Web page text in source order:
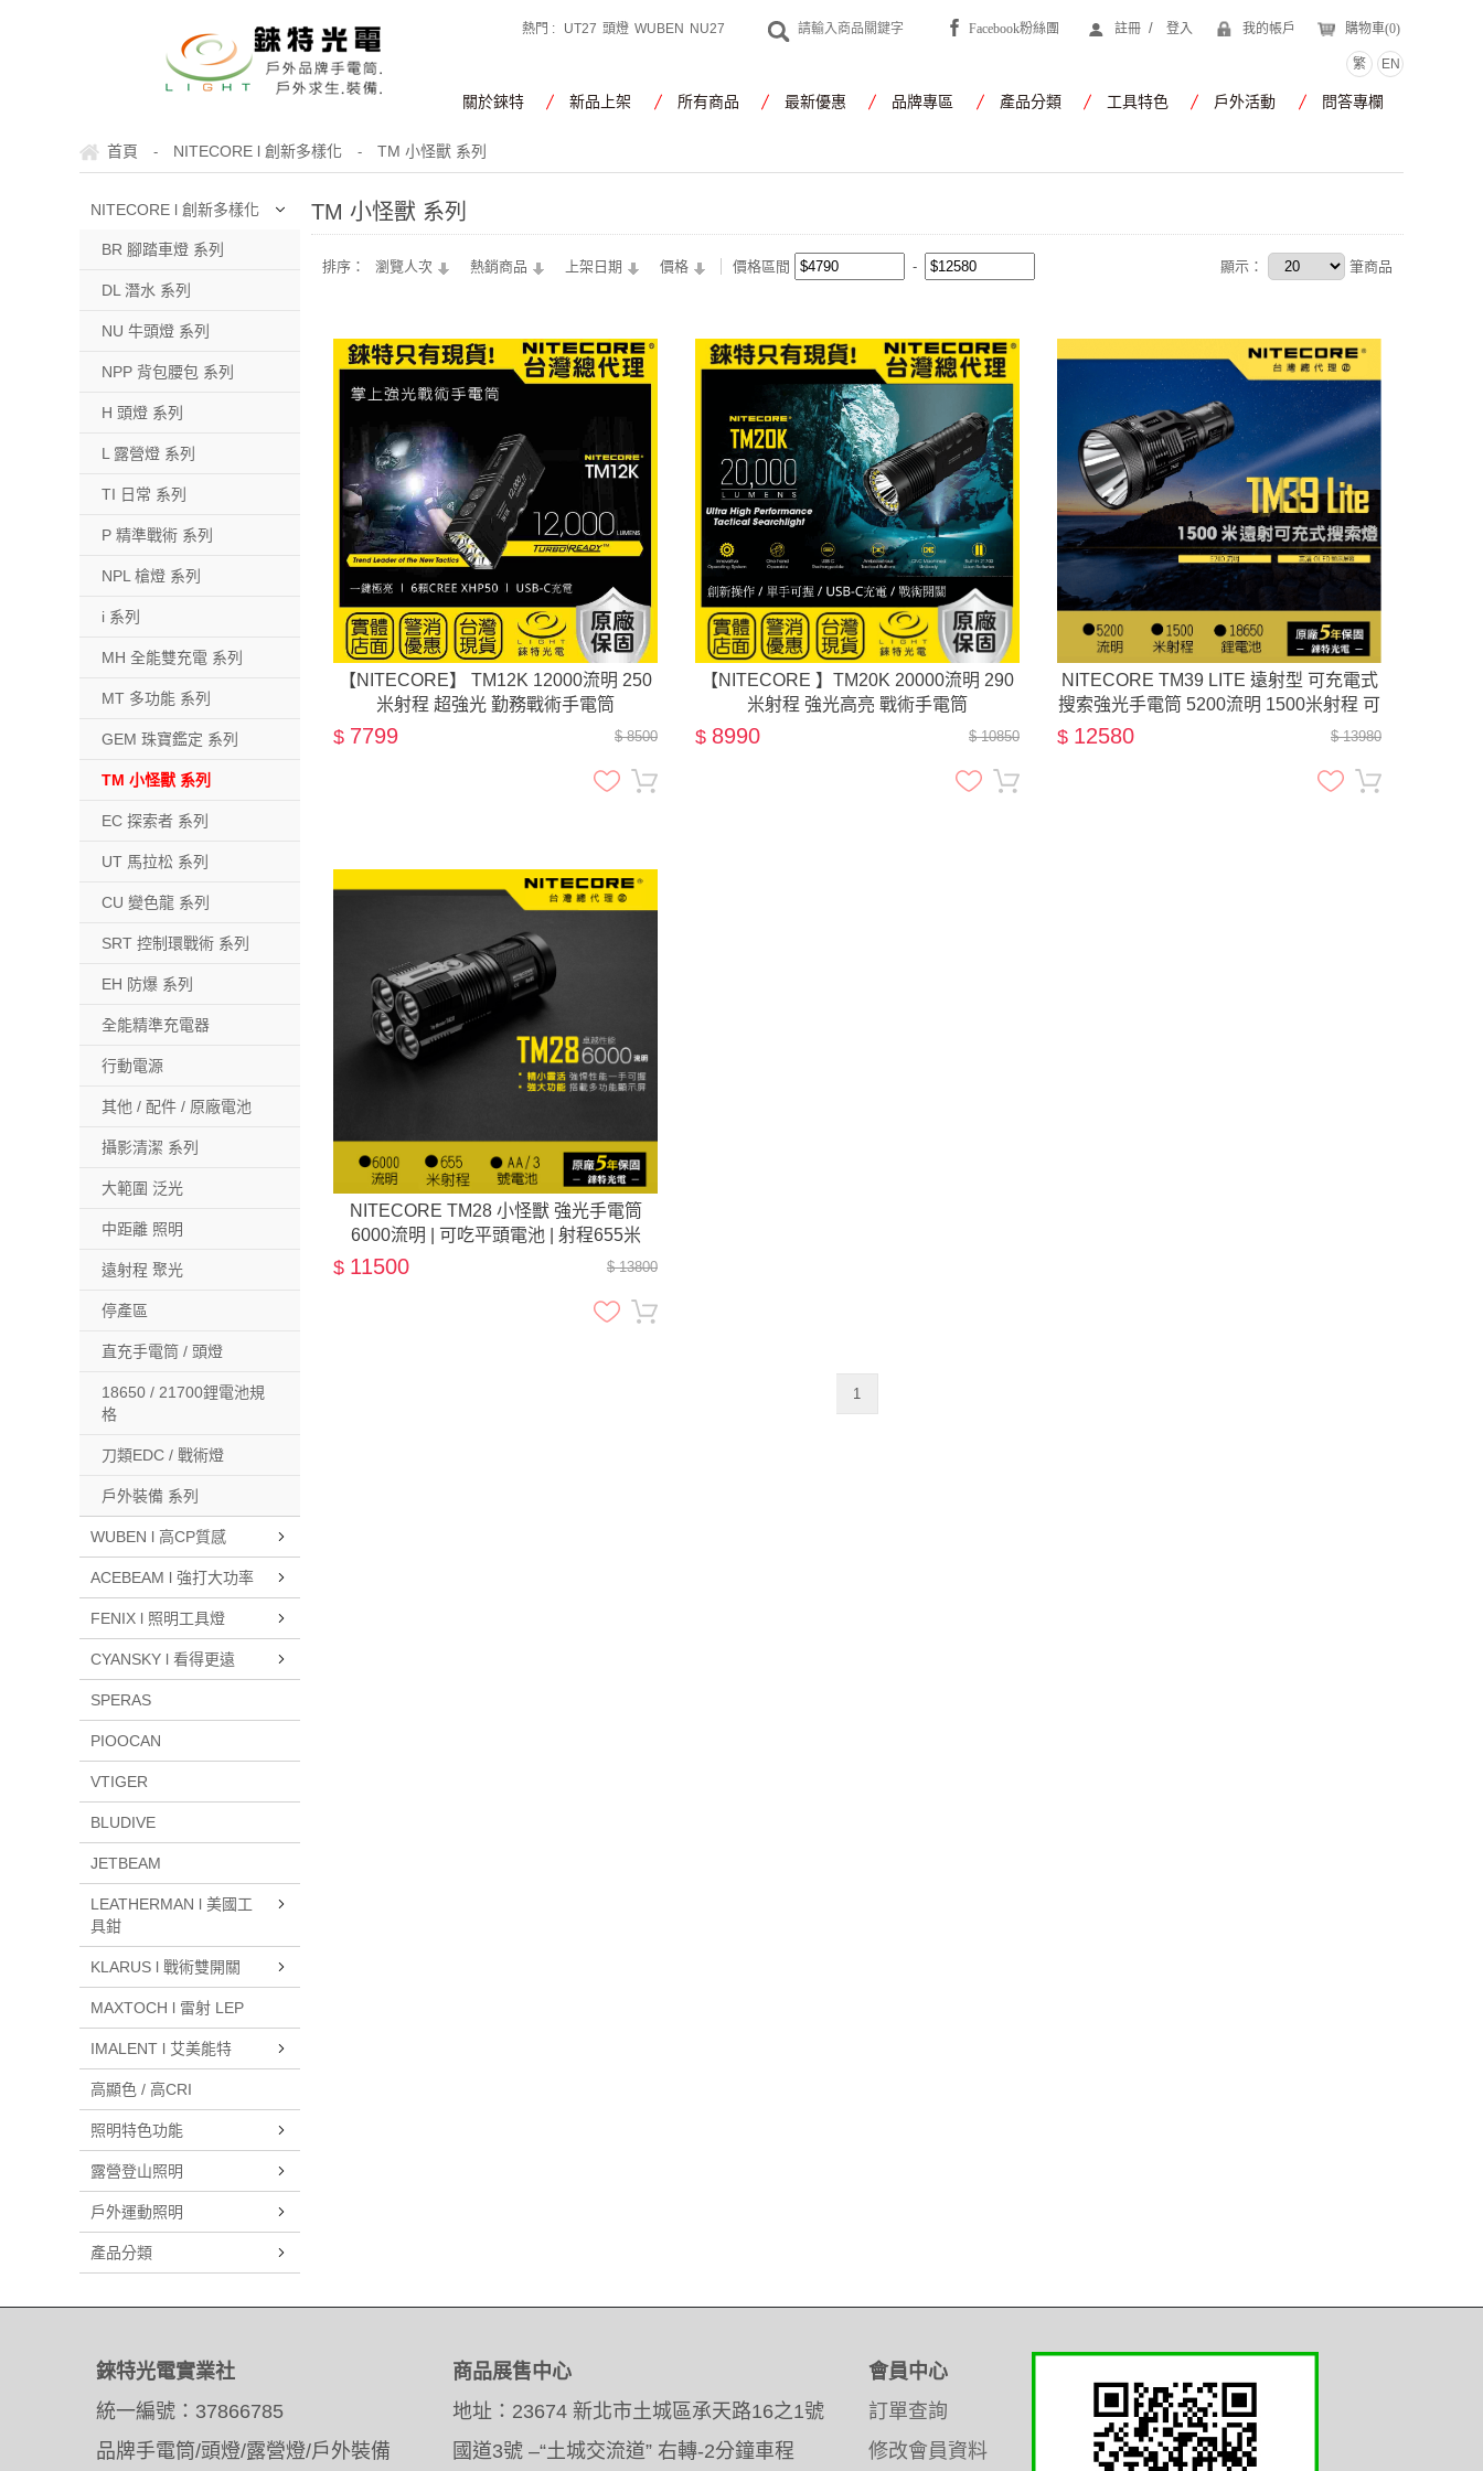
熱門 : UT27 頭燈 WUBEN NU27 Facebook粉絲團 註冊 / 登入 我的帳戶 購物車(0)
繁 EN
關於錸特 新品上架 所有商品 最新優惠 品牌專區 產品分類 工具特色 戶外活動 問答專欄
首頁 - NITECORE l 創新多樣化 - TM 小怪獸 系列
NITECORE l 創新多樣化
BR 腳踏車燈 系列
DL 潛水 系列
NU 牛頭燈 系列
NPP 背包腰包 系列
H 頭燈 系列
L 露營燈 系列
TI 日常 系列
P 精準戰術 系列
NPL 槍燈 系列
i 系列
MH 全能雙充電 系列
MT 多功能 系列
GEM 珠寶鑑定 系列
TM 小怪獸 系列
EC 探索者 系列
UT 馬拉松 系列
CU 變色龍 系列
SRT 控制環戰術 系列
EH 防爆 系列
全能精準充電器
行動電源
其他 / 配件 / 原廠電池
攝影清潔 系列
大範圍 泛光
中距離 照明
遠射程 聚光
停產區
直充手電筒 / 頭燈
18650 / 21700鋰電池規
格
刀類EDC / 戰術燈
戶外裝備 系列
WUBEN l 高CP質感
ACEBEAM l 強打大功率
FENIX l 照明工具燈
CYANSKY l 看得更遠
SPERAS
PIOOCAN
VTIGER
BLUDIVE
JETBEAM
LEATHERMAN l 美國工
具鉗
KLARUS l 戰術雙開關
MAXTOCH l 雷射 LEP
IMALENT l 艾美能特
高顯色 / 高CRI
照明特色功能
露營登山照明
戶外運動照明
產品分類
TM 小怪獸 系列
排序： 瀏覽人次 熱銷商品 上架日期 價格 價格區間 顯示： 筆商品
【NITECORE】 TM12K 12000流明 250
米射程 超強光 勤務戰術手電筒
$ 8500
$ 7799
【NITECORE 】TM20K 20000流明 290
米射程 強光高亮 戰術手電筒
$ 10850
$ 8990
NITECORE TM39 LITE 遠射型 可充電式
搜索強光手電筒 5200流明 1500米射程 可
更換電池 附側背帶 相機腳架孔$ 13980
$ 12580
NITECORE TM28 小怪獸 強光手電筒
6000流明 | 可吃平頭電池 | 射程655米
$ 13800
$ 11500
1
錸特光電實業社
統一編號：37866785
品牌手電筒/頭燈/露營燈/戶外裝備
商品展售中心
地址：23674 新北市土城區承天路16之1號
國道3號 –“土城交流道” 右轉-2分鐘車程
會員中心
訂單查詢
修改會員資料